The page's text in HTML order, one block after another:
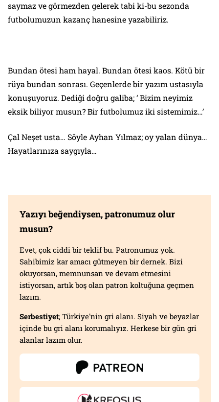
saymaz ve görmezden gelerek tabi ki-bu sezonda
futbolumuzun kazanç hanesine yazabiliriz.
Bundan ötesi ham hayal. Bundan ötesi kaos. Kötü bir
rüya bundan sonrası. Geçenlerde bir yazım ustasıyla
konuşuyoruz. Dediği doğru galiba; ‘ Bizim neyimiz
eksik biliyor musun? Bir futbolumuz iki sistemimiz…’
Çal Neşet usta… Söyle Ayhan Yılmaz; oy yalan dünya…
Hayatlarınıza saygıyla…
Yazıyı beğendiysen, patronumuz olur
musun?
Evet, çok ciddi bir teklif bu. Patronumuz yok.
Sahibimiz kar amacı gütmeyen bir dernek. Bizi
okuyorsan, memnunsan ve devam etmesini
istiyorsan, artık boş olan patron koltuğuna geçmen
lazım.
Serbestiyet; Türkiye'nin gri alanı. Siyah ve beyazlar
içinde bu gri alanı korumalıyız. Herkese bir gün gri
alanlar lazım olur.